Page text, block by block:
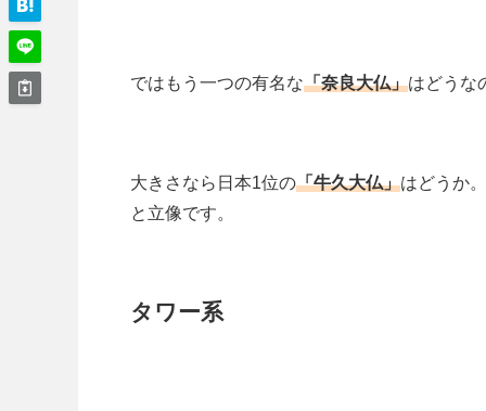
ではもう一つの有名な「奈良大仏」はどうな
大きさなら日本1位の「牛久大仏」はどうか
と立像です。
タワー系